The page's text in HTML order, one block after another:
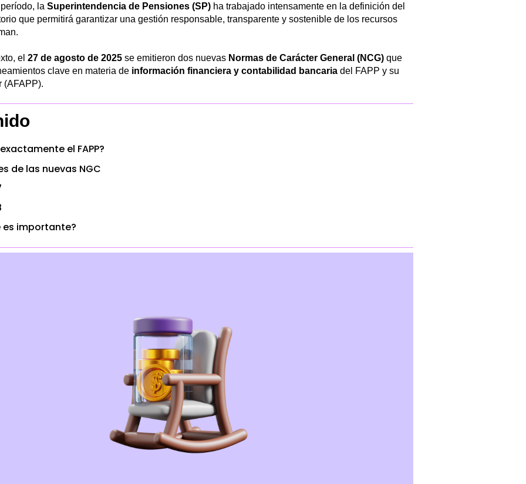
la Superintendencia de Pensiones (SP) ha trabajado intensamente en la definición del
que permitirá garantizar una gestión responsable, transparente y sostenible de los recursos
el 27 de agosto de 2025 se emitieron dos nuevas Normas de Carácter General (NCG) que
clave en materia de información financiera y contabilidad bancaria del FAPP y su
(AFAPP).
el FAPP?
de las nuevas NGC
es importante?